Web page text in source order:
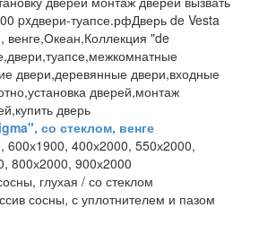
pxдвери-туапсе.рфДверь de Vesta
венге,Океан,Коллекция "de
двери,деревянные двери,входные
дверей,монтаж
дверь
со стеклом, венге
600х1900, 400х2000, 550х2000,
800х2000, 900х2000
глухая / со стеклом
сосны, с уплотнителем и пазом